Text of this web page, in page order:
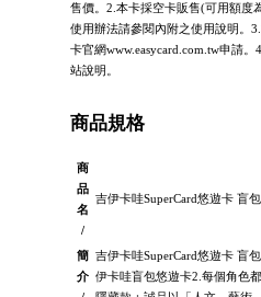
售價。2.本卡採空卡販售(可用額度
使用辦法請參閱內附之使用說明。
卡官網www.easycard.com.tw申請
站說明。
商品規格
商
品
名
/
吉伊卡哇SuperCard悠遊卡 盲
簡
介
吉伊卡哇SuperCard悠遊卡 盲
伊卡哇盲包悠遊卡2.每個角色